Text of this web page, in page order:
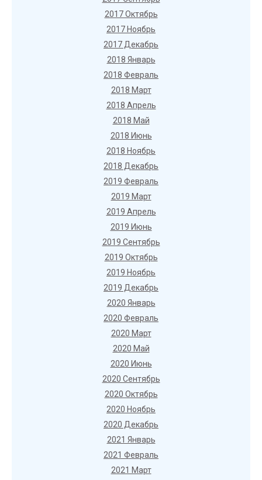
2017 Октябрь
2017 Ноябрь
2017 Декабрь
2018 Январь
2018 Февраль
2018 Март
2018 Апрель
2018 Май
2018 Июнь
2018 Ноябрь
2018 Декабрь
2019 Февраль
2019 Март
2019 Апрель
2019 Июнь
2019 Сентябрь
2019 Октябрь
2019 Ноябрь
2019 Декабрь
2020 Январь
2020 Февраль
2020 Март
2020 Май
2020 Июнь
2020 Сентябрь
2020 Октябрь
2020 Ноябрь
2020 Декабрь
2021 Январь
2021 Февраль
2021 Март